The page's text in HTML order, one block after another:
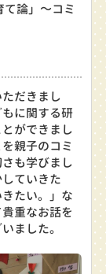
論」～コミ
だきまし
に関する研
ができまし
親子のコミ
も学びまし
ていきた
たい。」な
重なお話を
ました。